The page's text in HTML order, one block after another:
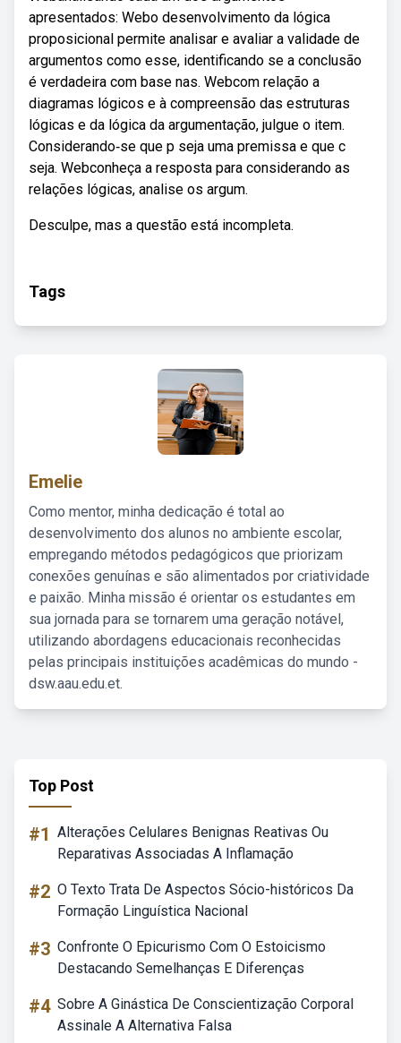
apresentados: Webo desenvolvimento da lógica
proposicional permite analisar e avaliar a validade de
argumentos como esse, identificando se a conclusão
é verdadeira com base nas. Webcom relação a
diagramas lógicos e à compreensão das estruturas
lógicas e da lógica da argumentação, julgue o item.
Considerando‐se que p seja uma premissa e que c
seja. Webconheça a resposta para considerando as
relações lógicas, analise os argum.
Desculpe, mas a questão está incompleta.
Tags
Emelie
Como mentor, minha dedicação é total ao
desenvolvimento dos alunos no ambiente escolar,
empregando métodos pedagógicos que priorizam
conexões genuínas e são alimentados por criatividade
e paixão. Minha missão é orientar os estudantes em
sua jornada para se tornarem uma geração notável,
utilizando abordagens educacionais reconhecidas
pelas principais instituições acadêmicas do mundo -
dsw.aau.edu.et.
Top Post
#1 Alterações Celulares Benignas Reativas Ou
Reparativas Associadas A Inflamação
#2 O Texto Trata De Aspectos Sócio-históricos Da
Formação Linguística Nacional
#3 Confronte O Epicurismo Com O Estoicismo
Destacando Semelhanças E Diferenças
#4 Sobre A Ginástica De Conscientização Corporal
Assinale A Alternativa Falsa